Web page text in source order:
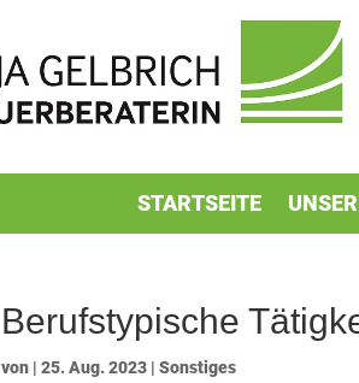
STARTSEITE
Berufstypische
von |25. Aug. 2023 |Sonstiges